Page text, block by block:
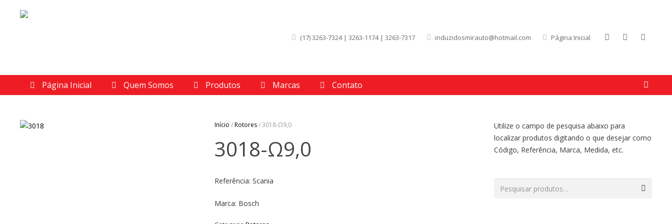
(17) 3263-7324 | 3263-1174 | 3263-7317 induzidosmirauto@hotmail.com Página Inicial
Página Inicial Quem Somos Produtos Marcas Contato
Início /Rotores/ 3018-Ω9,0
3018-Ω9,0
Referência: Scania
Marca: Bosch
Utilize o campo de pesquisa abaixo para
localizar produtos digitando o que desejar como
Código, Referência, Marca, Medida, etc.